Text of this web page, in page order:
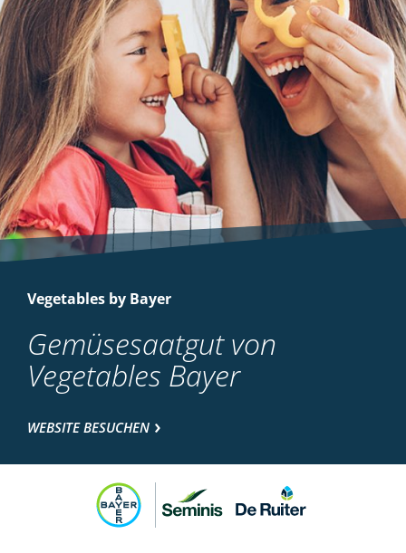
Vegetables by Bayer
Gemüsesaatgut von
Vegetables Bayer
WEBSITE BESUCHEN